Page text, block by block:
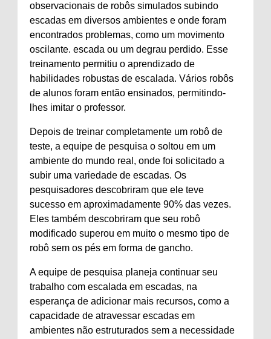
observacionais de robôs simulados subindo
escadas em diversos ambientes e onde foram
encontrados problemas, como um movimento
oscilante. escada ou um degrau perdido. Esse
treinamento permitiu o aprendizado de
habilidades robustas de escalada. Vários robôs
de alunos foram então ensinados, permitindo-
lhes imitar o professor.
Depois de treinar completamente um robô de
teste, a equipe de pesquisa o soltou em um
ambiente do mundo real, onde foi solicitado a
subir uma variedade de escadas. Os
pesquisadores descobriram que ele teve
sucesso em aproximadamente 90% das vezes.
Eles também descobriram que seu robô
modificado superou em muito o mesmo tipo de
robô sem os pés em forma de gancho.
A equipe de pesquisa planeja continuar seu
trabalho com escalada em escadas, na
esperança de adicionar mais recursos, como a
capacidade de atravessar escadas em
ambientes não estruturados sem a necessidade